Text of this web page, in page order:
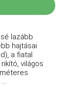
lazább
hajtásai
a fiatal
világos